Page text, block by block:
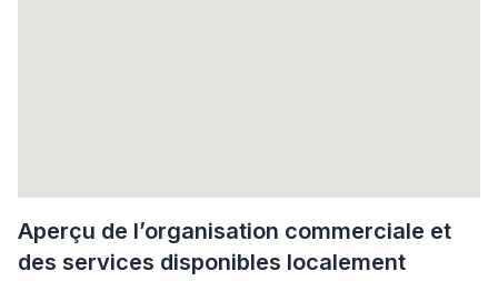
Aperçu de l’organisation commerciale et
des services disponibles localement